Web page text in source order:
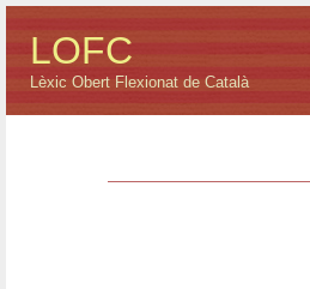
LOFC
Lèxic Obert Flexionat de Català